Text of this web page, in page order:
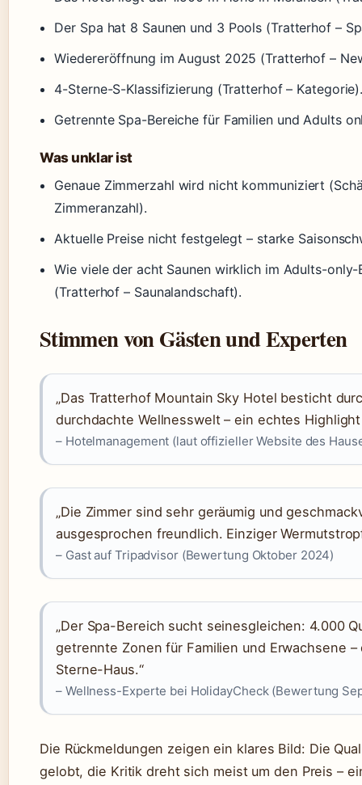
Der Spa hat 8 Saunen und 3 Pools (Tratterhof –
Wiedereröffnung im August 2025 (Tratterhof –
4-Sterne-S-Klassifizierung (Tratterhof –
Getrennte Spa-Bereiche für Familien und Adults
Was unklar ist
Genaue Zimmerzahl wird nicht kommuniziert
Zimmeranzahl).
Aktuelle Preise nicht festgelegt – starke
Wie viele der acht Saunen wirklich im Adults-
(Tratterhof – Saunalandschaft).
Stimmen von Gästen und Experten
„Das Tratterhof Mountain Sky Hotel besticht
durchdachte Wellnesswelt – ein echtes Highlight
– Hotelmanagement (laut offizieller Website des
„Die Zimmer sind sehr geräumig und
ausgesprochen freundlich. Einziger
– Gast auf Tripadvisor (Bewertung Oktober 2024)
„Der Spa-Bereich sucht seinesgleichen: 4.000
getrennte Zonen für Familien und Erwachsene
Sterne-Haus.“
– Wellness-Experte bei HolidayCheck (Bewertung
Die Rückmeldungen zeigen ein klares Bild: Die
gelobt, die Kritik dreht sich meist um den Preis –